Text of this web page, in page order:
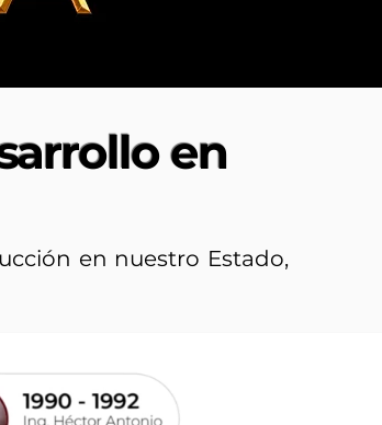
en
en nuestro Estado,